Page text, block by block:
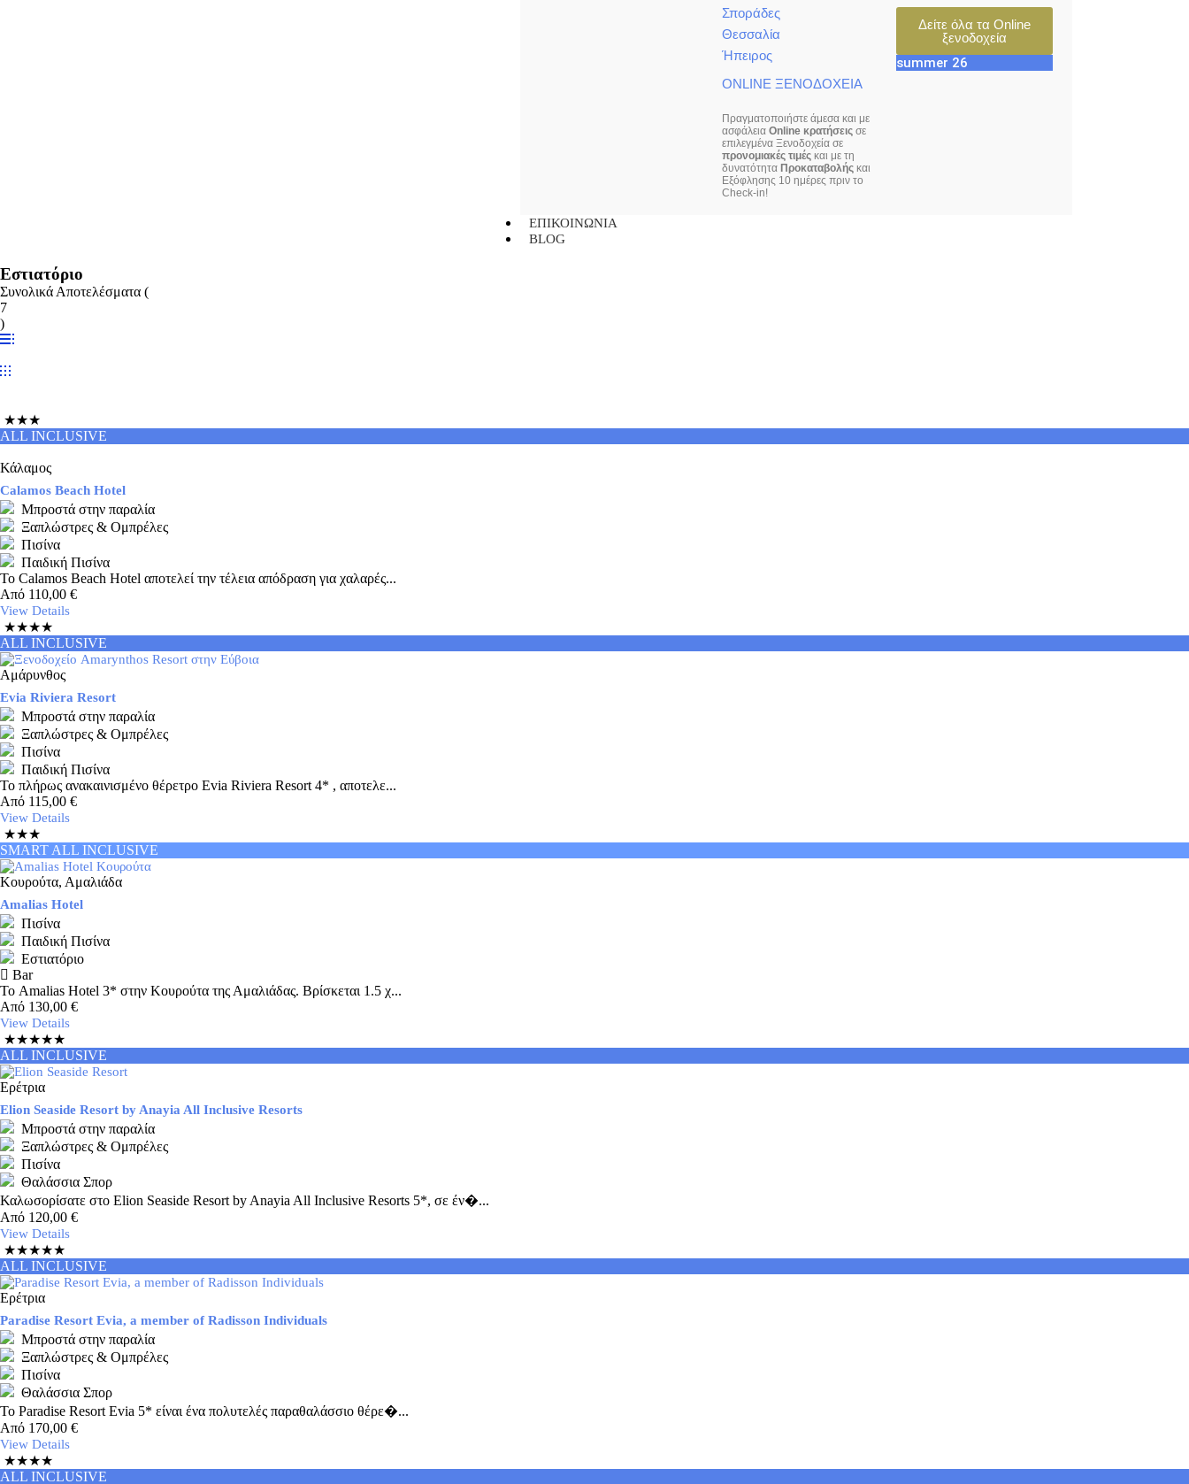
Σποράδες
Θεσσαλία
Ήπειρος
ONLINE ΞΕΝΟΔΟΧΕΙΑ
Πραγματοποιήστε άμεσα και με
ασφάλειαOnline κρατήσεις σε
επιλεγμένα Ξενοδοχεία σε
προνομιακές τιμές και με τη
δυνατότητα Προκαταβολής και
Εξόφλησης 10 ημέρες πριν το
Check-in!
Δείτε όλα τα Online
ξενοδοχεία
summer 26
ΕΠΙΚΟΙΝΩΝΙΑ
BLOG
Εστιατόριο
Συνολικά Αποτελέσματα (
7
)
★★★
ALL INCLUSIVE
Κάλαμος
Calamos Beach Hotel
Μπροστά στην παραλία
Ξαπλώστρες & Ομπρέλες
Πισίνα
Παιδική Πισίνα
Το Calamos Beach Hotel αποτελεί την τέλεια απόδραση για χαλαρές...
Από 110,00 €
View Details
★★★★
ALL INCLUSIVE
Αμάρυνθος
Evia Riviera Resort
Μπροστά στην παραλία
Ξαπλώστρες & Ομπρέλες
Πισίνα
Παιδική Πισίνα
Το πλήρως ανακαινισμένο θέρετρο Evia Riviera Resort 4* , αποτελε...
Από 115,00 €
View Details
★★★
SMART ALL INCLUSIVE
Κουρούτα, Αμαλιάδα
Amalias Hotel
Πισίνα
Παιδική Πισίνα
Εστιατόριο
Bar
Το Amalias Hotel 3* στην Κουρούτα της Αμαλιάδας. Βρίσκεται 1.5 χ...
Από 130,00 €
View Details
★★★★★
ALL INCLUSIVE
Ερέτρια
Elion Seaside Resort by Anayia All Inclusive Resorts
Μπροστά στην παραλία
Ξαπλώστρες & Ομπρέλες
Πισίνα
Θαλάσσια Σπορ
Καλωσορίσατε στο Elion Seaside Resort by Anayia All Inclusive Resorts 5*, σε έν�...
Από 120,00 €
View Details
★★★★★
ALL INCLUSIVE
Ερέτρια
Paradise Resort Evia, a member of Radisson Individuals
Μπροστά στην παραλία
Ξαπλώστρες & Ομπρέλες
Πισίνα
Θαλάσσια Σπορ
Το Paradise Resort Evia 5* είναι ένα πολυτελές παραθαλάσσιο θέρε�...
Από 170,00 €
View Details
★★★★
ALL INCLUSIVE